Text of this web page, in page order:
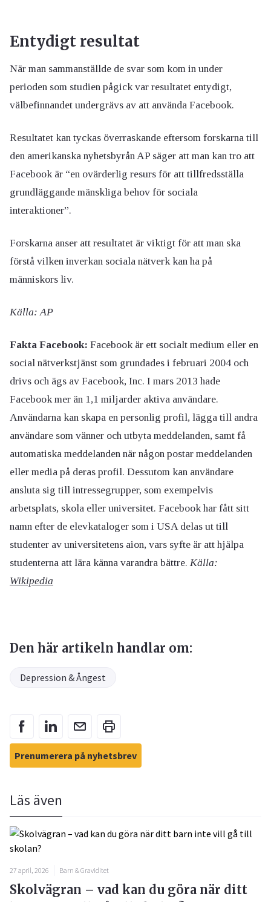
Entydigt resultat
När man sammanställde de svar som kom in under
perioden som studien pågick var resultatet entydigt,
välbefinnandet undergrävs av att använda Facebook.
Resultatet kan tyckas överraskande eftersom forskarna till
den amerikanska nyhetsbyrån AP säger att man kan tro att
Facebook är “en ovärderlig resurs för att tillfredsställa
grundläggande mänskliga behov för sociala
interaktioner”.
Forskarna anser att resultatet är viktigt för att man ska
förstå vilken inverkan sociala nätverk kan ha på
människors liv.
Källa: AP
Fakta Facebook: Facebook är ett socialt medium eller en
social nätverkstjänst som grundades i februari 2004 och
drivs och ägs av Facebook, Inc. I mars 2013 hade
Facebook mer än 1,1 miljarder aktiva användare.
Användarna kan skapa en personlig profil, lägga till andra
användare som vänner och utbyta meddelanden, samt få
automatiska meddelanden när någon postar meddelanden
eller media på deras profil. Dessutom kan användare
ansluta sig till intressegrupper, som exempelvis
arbetsplats, skola eller universitet. Facebook har fått sitt
namn efter de elevkataloger som i USA delas ut till
studenter av universitetens aion, vars syfte är att hjälpa
studenterna att lära känna varandra bättre. Källa:
Wikipedia
Den här artikeln handlar om:
Depression & Ångest
Prenumerera på nyhetsbrev
Läs även
27 april, 2026 Barn & Graviditet
Skolvägran – vad kan du göra när ditt